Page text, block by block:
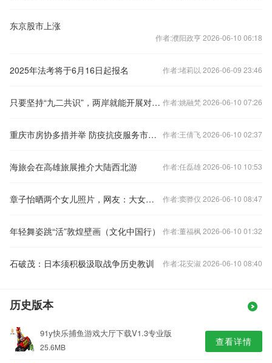
东京股市上涨
作者:濮阳政亨 2026-06-10 06:18
2025年法考将于6月16日起报名 作者:堵莉以 2026-06-09 23:46
只要坚持“九二共识”，两岸就能开展对话协商 作者:姚融梵 2026-06-10 07:26
重庆市房协多措并举 防疫抗疫服务市场两手抓 作者:王倩飞 2026-06-10 02:37
海旅会在高雄旅展推介大陆西北游 作者:任磊雄 2026-06-10 10:53
章子怡晒两个女儿照片，网友：大女儿和私下差别太大 作者:窦骅仪 2026-06-10 08:47
年轻舞姿跳“活”敦煌壁画（文化中国行） 作者:董福枫 2026-06-10 01:32
石破茂：日本须积极汲取战争历史教训 作者:花安淑 2026-06-10 08:40
历史版本
91y快乐捕鱼游戏大厅下载V1.3专业版
25.6MB 查看详情